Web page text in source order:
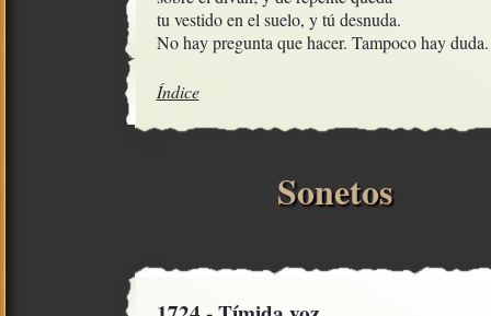
tu vestido en el suelo, y tú desnuda.
No hay pregunta que hacer. Tampoco hay
Índice
Sonetos